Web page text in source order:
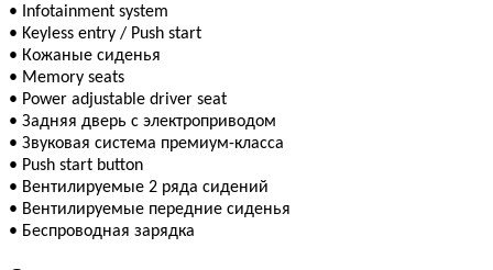
•
Infotainment system
• Keyless entry / Push start
• Кожаные сиденья
• Memory seats
• Power adjustable driver seat
• Задняя дверь с электроприводом
• Звуковая система премиум-класса
• Push start button
• Вентилируемые 2 ряда сидений
• Вентилируемые передние сиденья
• Беспроводная зарядка